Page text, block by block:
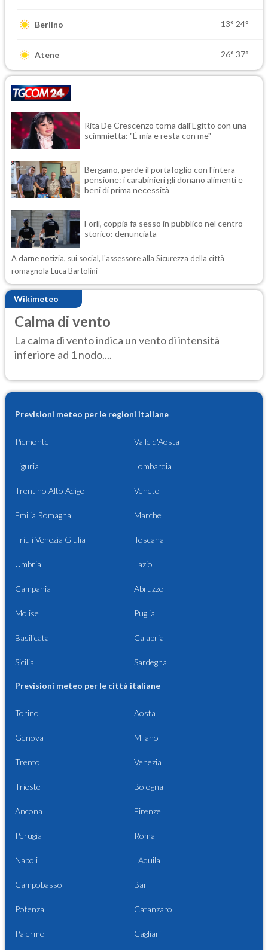
Berlino 13° 24°
Atene 26° 37°
Rita De Crescenzo torna dall'Egitto con una
scimmietta: "È mia e resta con me"
Bergamo, perde il portafoglio con l'intera
pensione: i carabinieri gli donano alimenti e
beni di prima necessità
Forlì, coppia fa sesso in pubblico nel centro
storico: denunciata
A darne notizia, sui social, l'assessore alla Sicurezza della città
romagnola Luca Bartolini
Wikimeteo
Calma di vento
La calma di vento indica un vento di intensità
inferiore ad 1 nodo....
Previsioni meteo per le regioni italiane
Piemonte Valle d'Aosta
Liguria Lombardia
Trentino Alto Adige Veneto
Emilia Romagna Marche
Friuli Venezia Giulia Toscana
Umbria Lazio
Campania Abruzzo
Molise Puglia
Basilicata Calabria
Sicilia Sardegna
Previsioni meteo per le città italiane
Torino Aosta
Genova Milano
Trento Venezia
Trieste Bologna
Ancona Firenze
Perugia Roma
Napoli L'Aquila
Campobasso Bari
Potenza Catanzaro
Palermo Cagliari